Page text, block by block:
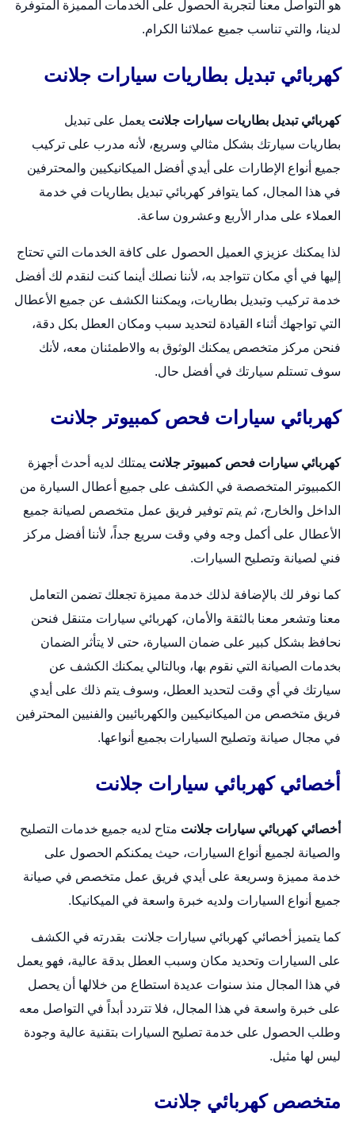
هو التواصل معنا لتجربة الحصول على الخدمات المميزة المتوفرة
لدينا، والتي تناسب جميع عملائنا الكرام.
كهربائي تبديل بطاريات سيارات جلانت
كهربائي تبديل بطاريات سيارات جلانت يعمل على تبديل
بطاريات سيارتك بشكل مثالي وسريع، لأنه مدرب على تركيب
جميع أنواع الإطارات على أيدي أفضل الميكانيكيين والمحترفين
في هذا المجال، كما يتوافر كهربائي تبديل بطاريات في خدمة
العملاء على مدار الأربع وعشرون ساعة.
لذا يمكنك عزيزي العميل الحصول على كافة الخدمات التي تحتاج
إليها في أي مكان تتواجد به، لأننا نصلك أينما كنت لنقدم لك أفضل
خدمة تركيب وتبديل بطاريات، ويمكننا الكشف عن جميع الأعطال
التي تواجهك أثناء القيادة لتحديد سبب ومكان العطل بكل دقة،
فنحن مركز متخصص يمكنك الوثوق به والاطمئنان معه، لأنك
سوف تستلم سيارتك في أفضل حال.
كهربائي سيارات فحص كمبيوتر جلانت
كهربائي سيارات فحص كمبيوتر جلانت يمتلك لديه أحدث أجهزة
الكمبيوتر المتخصصة في الكشف على جميع أعطال السيارة من
الداخل والخارج، ثم يتم توفير فريق عمل متخصص لصيانة جميع
الأعطال على أكمل وجه وفي وقت سريع جداً، لأننا أفضل مركز
فني لصيانة وتصليح السيارات.
كما نوفر لك بالإضافة لذلك خدمة مميزة تجعلك تضمن التعامل
معنا وتشعر معنا بالثقة والأمان، كهربائي سيارات متنقل فنحن
نحافظ بشكل كبير على ضمان السيارة، حتى لا يتأثر الضمان
بخدمات الصيانة التي نقوم بها، وبالتالي يمكنك الكشف عن
سيارتك في أي وقت لتحديد العطل، وسوف يتم ذلك على أيدي
فريق متخصص من الميكانيكيين والكهربائيين والفنيين المحترفين
في مجال صيانة وتصليح السيارات بجميع أنواعها.
أخصائي كهربائي سيارات جلانت
أخصائي كهربائي سيارات جلانت متاح لديه جميع خدمات التصليح
والصيانة لجميع أنواع السيارات، حيث يمكنكم الحصول على
خدمة مميزة وسريعة على أيدي فريق عمل متخصص في صيانة
جميع أنواع السيارات ولديه خبرة واسعة في الميكانيكا.
كما يتميز أخصائي كهربائي سيارات جلانت بقدرته في الكشف
على السيارات وتحديد مكان وسبب العطل بدقة عالية، فهو يعمل
في هذا المجال منذ سنوات عديدة استطاع من خلالها أن يحصل
على خبرة واسعة في هذا المجال، فلا تتردد أبداً في التواصل معه
وطلب الحصول على خدمة تصليح السيارات بتقنية عالية وجودة
ليس لها مثيل.
متخصص كهربائي جلانت